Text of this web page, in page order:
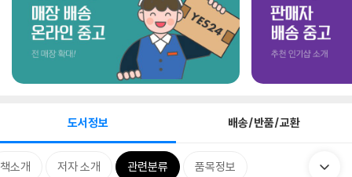
도서정보 배송/반품/교환
책소개 저자 소개 관련분류 품목정보